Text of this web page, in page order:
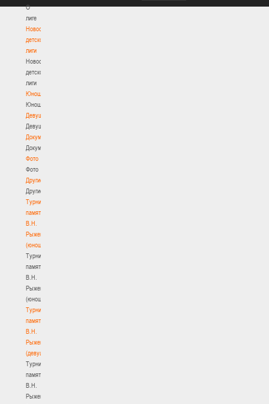
О
лиге
Новости
детской
лиги
Новости
детской
лиги
Юноши
Юноши
Девушки
Девушки
Документы
Документы
Фото
Фото
Другие
Другие
Турнир
памяти
В.Н.
Рыженкова
(юноши)
Турнир
памяти
В.Н.
Рыженкова
(юноши)
Турнир
памяти
В.Н.
Рыженкова
(девушки)
Турнир
памяти
В.Н.
Рыженкова